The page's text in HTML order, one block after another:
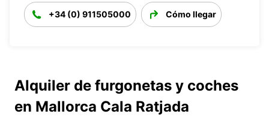
+34 (0) 911505000 Cómo llegar
Alquiler de furgonetas y coches
en Mallorca Cala Ratjada